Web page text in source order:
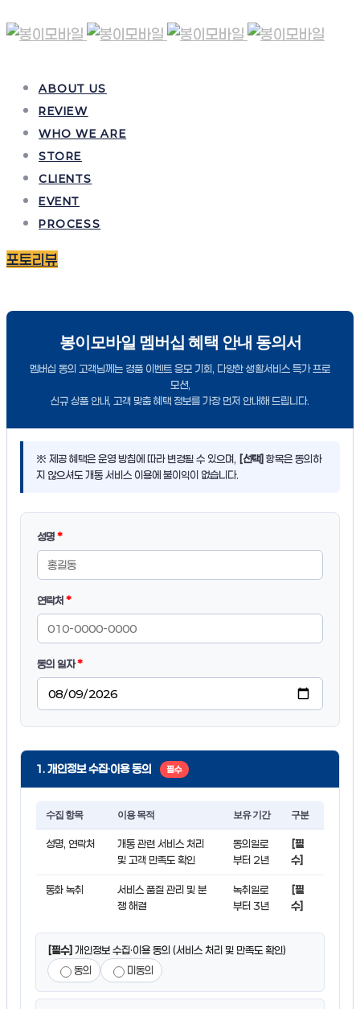
ABOUT US
REVIEW
WHO WE ARE
STORE
CLIENTS
EVENT
PROCESS
포토리뷰
봉이모바일 멤버십 혜택 안내 동의서
멤버십 동의 고객님께는 경품 이벤트 응모 기회, 다양한 생활서비스 특가 프로
모션,
신규 상품 안내, 고객 맞춤 혜택 정보를 가장 먼저 안내해 드립니다.
※ 제공 혜택은 운영 방침에 따라 변경될 수 있으며, [선택] 항목은 동의하
지 않으셔도 개통 서비스 이용에 불이익이 없습니다.
성명*
연락처 *
동의 일자*
1. 개인정보 수집·이용 동의 필수
수집 항목 이용 목적 보유 기간 구분
성명, 연락처
개통 관련 서비스 처리
및 고객 만족도 확인
동의일로
부터 2년
[필
수]
통화 녹취
서비스 품질 관리 및 분
쟁 해결
녹취일로
부터 3년
[필
수]
[필수] 개인정보 수집·이용 동의 (서비스 처리 및 만족도 확인)
동의
미동의